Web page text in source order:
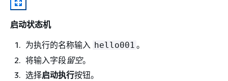
启动状态机
为执行的名称输入 hello001 。
将输入字段留空。
选择启动执行按钮。